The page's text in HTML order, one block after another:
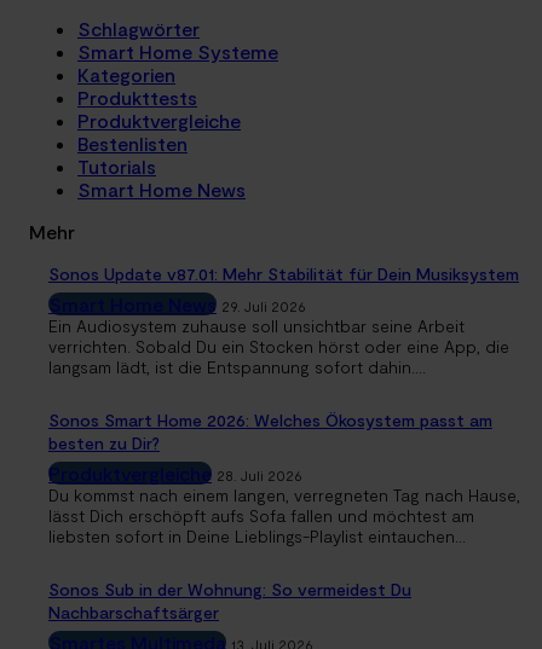
Schlagwörter
Smart Home Systeme
Kategorien
Produkttests
Produktvergleiche
Bestenlisten
Tutorials
Smart Home News
Mehr
Sonos Update v87.01: Mehr Stabilität für Dein Musiksystem
Smart Home News 29. Juli 2026
Ein Audiosystem zuhause soll unsichtbar seine Arbeit
verrichten. Sobald Du ein Stocken hörst oder eine App, die
langsam lädt, ist die Entspannung sofort dahin....
Sonos Smart Home 2026: Welches Ökosystem passt am
besten zu Dir?
Produktvergleiche 28. Juli 2026
Du kommst nach einem langen, verregneten Tag nach Hause,
lässt Dich erschöpft aufs Sofa fallen und möchtest am
liebsten sofort in Deine Lieblings-Playlist eintauchen...
Sonos Sub in der Wohnung: So vermeidest Du
Nachbarschaftsärger
Smartes Multimeda 13. Juli 2026